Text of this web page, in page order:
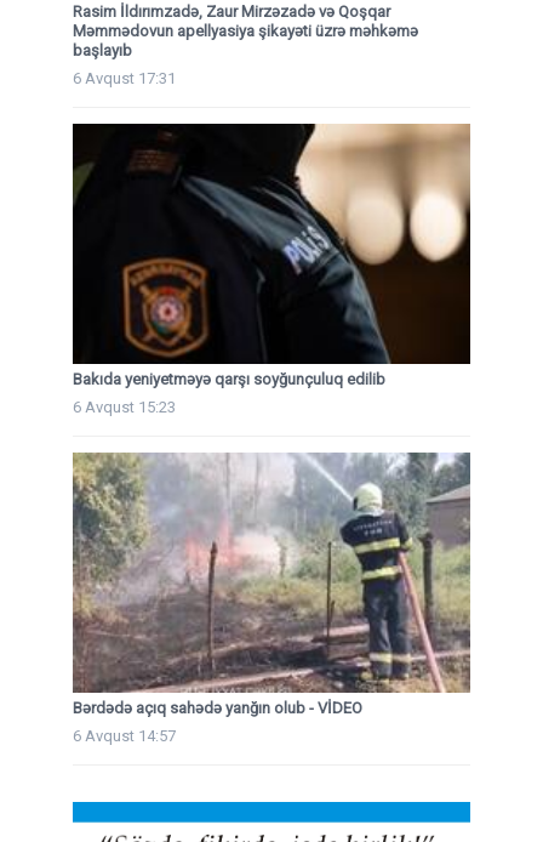
Rasim İldırımzadə, Zaur Mirzəzadə və Qoşqar
Məmmədovun apellyasiya şikayəti üzrə məhkəmə
başlayıb
6 Avqust 17:31
Bakıda yeniyetməyə qarşı soyğunçuluq edilib
6 Avqust 15:23
Bərdədə açıq sahədə yanğın olub - VİDEO
6 Avqust 14:57